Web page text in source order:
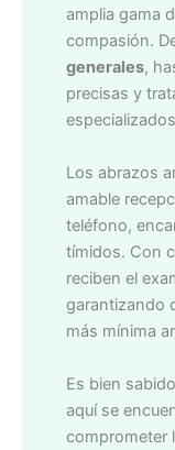
amplia gama
compasión.
generales,
precisas y
Los abrazos
amable
teléfono,
tímidos. Con
reciben el
garantizando
más mínima
Es bien
aquí se
comprometer